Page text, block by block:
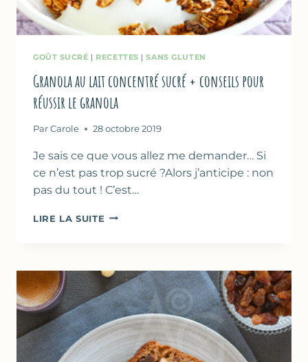
GOÛT SUCRÉ | RECETTES |SANS GLUTEN
Granola au lait concentré sucré + conseils pour
réussir le granola
Par Carole 28 octobre 2019
Je sais ce que vous allez me demander… Si
ce n’est pas trop sucré ?Alors j’anticipe : non
pas du tout ! C’est…
LIRE LA SUITE GRANOLA
SUCRÉ
+
CONSEILS
POUR
RÉUSSIR
LE
GRANOLA